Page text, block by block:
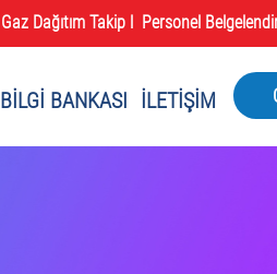
Gaz Dağıtım Takip l Personel
BİLGİ BANKASI İLETİŞİM